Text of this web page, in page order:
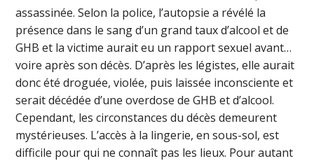
assassinée. Selon la police, l’autopsie a révélé la
présence dans le sang d’un grand taux d’alcool et de
GHB et la victime aurait eu un rapport sexuel avant…
voire après son décès. D’après les légistes, elle aurait
donc été droguée, violée, puis laissée inconsciente et
serait décédée d’une overdose de GHB et d’alcool.
Cependant, les circonstances du décès demeurent
mystérieuses. L’accès à la lingerie, en sous-sol, est
difficile pour qui ne connaît pas les lieux. Pour autant